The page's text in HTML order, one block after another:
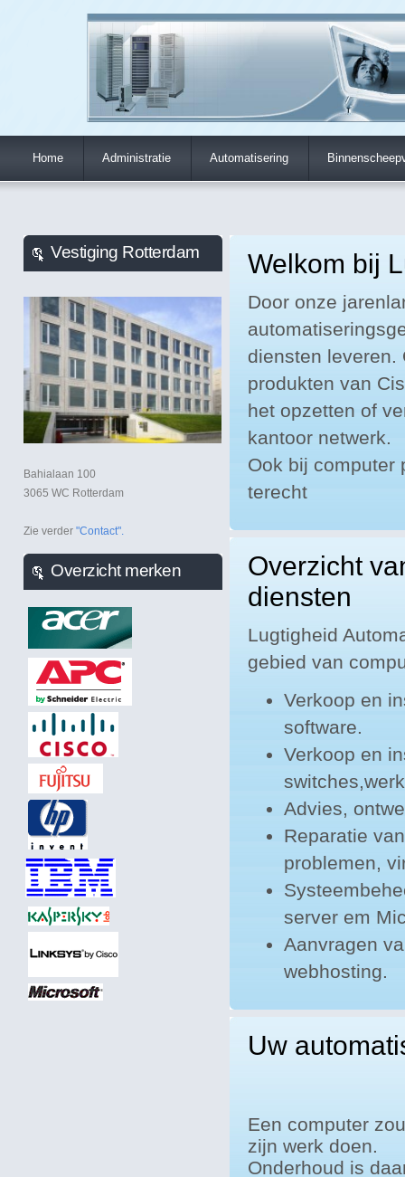
Home Administratie Automatisering
Welkom bij
Door onze
diensten leveren.
produkten van
het opzetten of
kantoor netwerk.
Ook bij computer
terecht
Overzicht
diensten
Lugtigheid
gebied van
Verkoop en
software.
Verkoop en
Advies,
Reparatie
problemen,
server em
Aanvragen
webhosting.
Uw
Een computer
zijn werk doen.
Onderhoud is
Vestiging Rotterdam
Bahialaan 100
3065 WC Rotterdam
Zie verder "Contact".
Overzicht merken